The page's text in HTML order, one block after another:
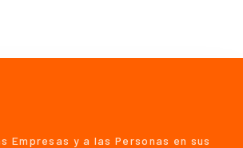
Empresas y a las Personas en sus